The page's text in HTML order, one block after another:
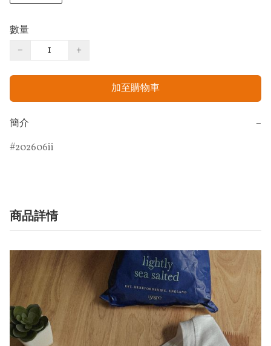
數量
−
+
加至購物車
簡介
−
202606ii
商品詳情